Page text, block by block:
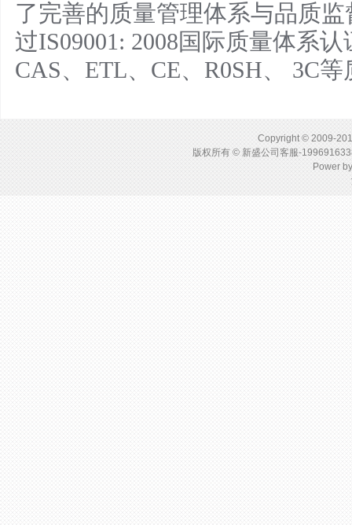
了完善的质量管理体系与品质
过IS09001: 2008国际质量体系
CAS、ETL、CE、R0SH、 3C
Copyright © 2009-
版权所有 © 新盛公司客服-
Power